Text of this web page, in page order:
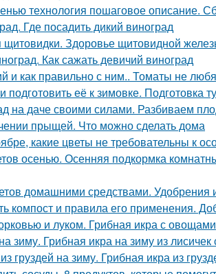
технология пошаговое описание.
Где посадить дикий виноград
щитовидки. Здоровье щитовидной
Как сажать девичий виноград
и как правильно с ним.. Томаты не
подготовить её к зимовке. Подготовка
на даче своими силами. Разбиваем
прыщей. Что можно сделать дома
какие цветы не требовательны к
осенью. Осенняя подкормка
домашними средствами. Удобрения
компост и правила его применения.
и луком. Грибная икра с овощами
зиму. Грибная икра на зиму из
груздей на зиму. Грибная икра из